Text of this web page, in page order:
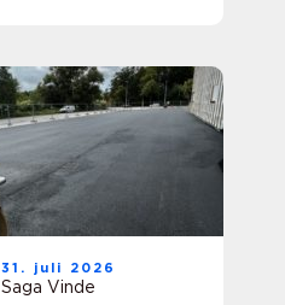
31. juli 2026
Saga Vinde